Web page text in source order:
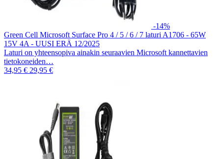
-14%
Green Cell Microsoft Surface Pro 4 / 5 / 6 / 7 laturi A1706 - 65W
15V 4A - UUSI ERÄ 12/2025
Laturi on yhteensopiva ainakin seuraavien Microsoft kannettavien
tietokoneiden…
34,95 € 29,95 €